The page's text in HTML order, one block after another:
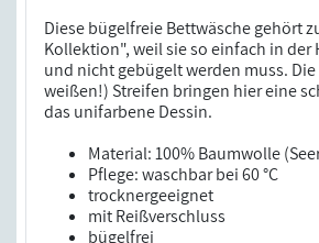
Diese bügelfreie Bettwäsche gehört
Kollektion", weil sie so einfach in der
und nicht gebügelt werden muss.
weißen!) Streifen bringen hier eine
das unifarbene Dessin.
Material: 100% Baumwolle
Pflege: waschbar bei 60 °C
trocknergeeignet
mit Reißverschluss
bügelfrei